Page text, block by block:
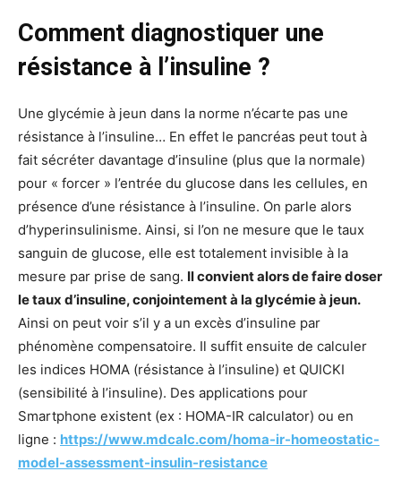
Comment diagnostiquer une
résistance à l’insuline ?
Une glycémie à jeun dans la norme n’écarte pas une
résistance à l’insuline… En effet le pancréas peut tout à
fait sécréter davantage d’insuline (plus que la normale)
pour « forcer » l’entrée du glucose dans les cellules, en
présence d’une résistance à l’insuline. On parle alors
d’hyperinsulinisme. Ainsi, si l’on ne mesure que le taux
sanguin de glucose, elle est totalement invisible à la
mesure par prise de sang. Il convient alors de faire doser
le taux d’insuline, conjointement à la glycémie à jeun.
Ainsi on peut voir s’il y a un excès d’insuline par
phénomène compensatoire. Il suffit ensuite de calculer
les indices HOMA (résistance à l’insuline) et QUICKI
(sensibilité à l’insuline). Des applications pour
Smartphone existent (ex : HOMA-IR calculator) ou en
ligne : https://www.mdcalc.com/homa-ir-homeostatic-
model-assessment-insulin-resistance